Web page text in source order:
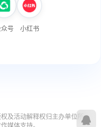
及活动解释权归主办单位所
媒体支持。